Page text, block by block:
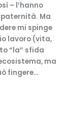
– l’hanno
Ma
mi spinge
lavoro (vita,
“la” sfida
ma
fingere…